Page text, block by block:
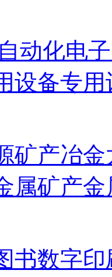
自动化电
设备专用
矿产冶金
属矿产金
书数字印